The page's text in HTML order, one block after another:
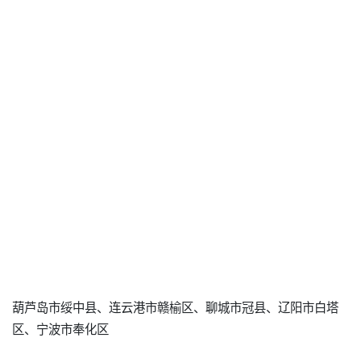
葫芦岛市绥中县、连云港市赣榆区、聊城市冠县、辽阳市白塔
区、宁波市奉化区